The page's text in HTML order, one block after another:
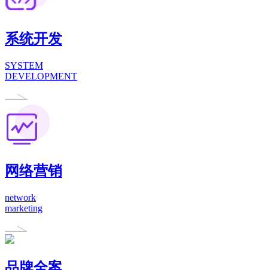
系统开发
SYSTEM
DEVELOPMENT
网络营销
network
marketing